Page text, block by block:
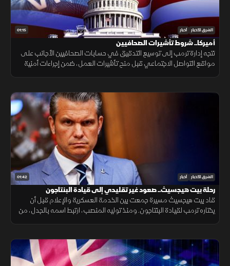
01:15 الشرق للأخبار أخبار
أميركا.. شروط تأشيرات الصحافيين
تتجه إدارة ترمب إلى توسيع التدقيق في حسابات الصحافيين الأجانب على
مواقع التواصل الاجتماعي قبل منح تأشيرات العمل، ضمن إجراءات أمنية
01:42 الشرق للأخبار أخبار
رحلة بيت هيجسيث.. صعود غير تقليدي إلى قيادة البنتاجون
قاد بيت هيجسيث مسيرة جمعت بين الخدمة العسكرية والإعلام قبل أن
يختاره ترمب لقيادة البنتاجون. ومنذ توليه المنصب، ارتبط اسمه بالجدل، من